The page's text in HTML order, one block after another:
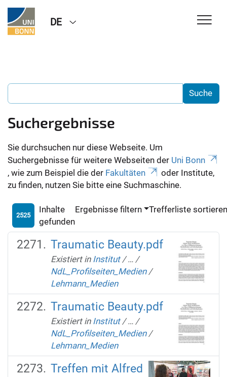
DE
Suchergebnisse
Sie durchsuchen nur diese Webseite. Um
Suchergebnisse für weitere Webseiten der Uni Bonn
, wie zum Beispiel die der Fakultäten
oder Institute,
zu finden, nutzen Sie bitte eine Suchmaschine.
2525
Inhalte
gefunden
Ergebnisse filtern Trefferliste
Traumatic Beauty.pdf
Existiert in Institut /… /
NdL_Profilseiten_Medien /
Lehmann_Medien
Traumatic Beauty.pdf
Existiert in Institut /… /
NdL_Profilseiten_Medien /
Lehmann_Medien
Treffen mit Alfred